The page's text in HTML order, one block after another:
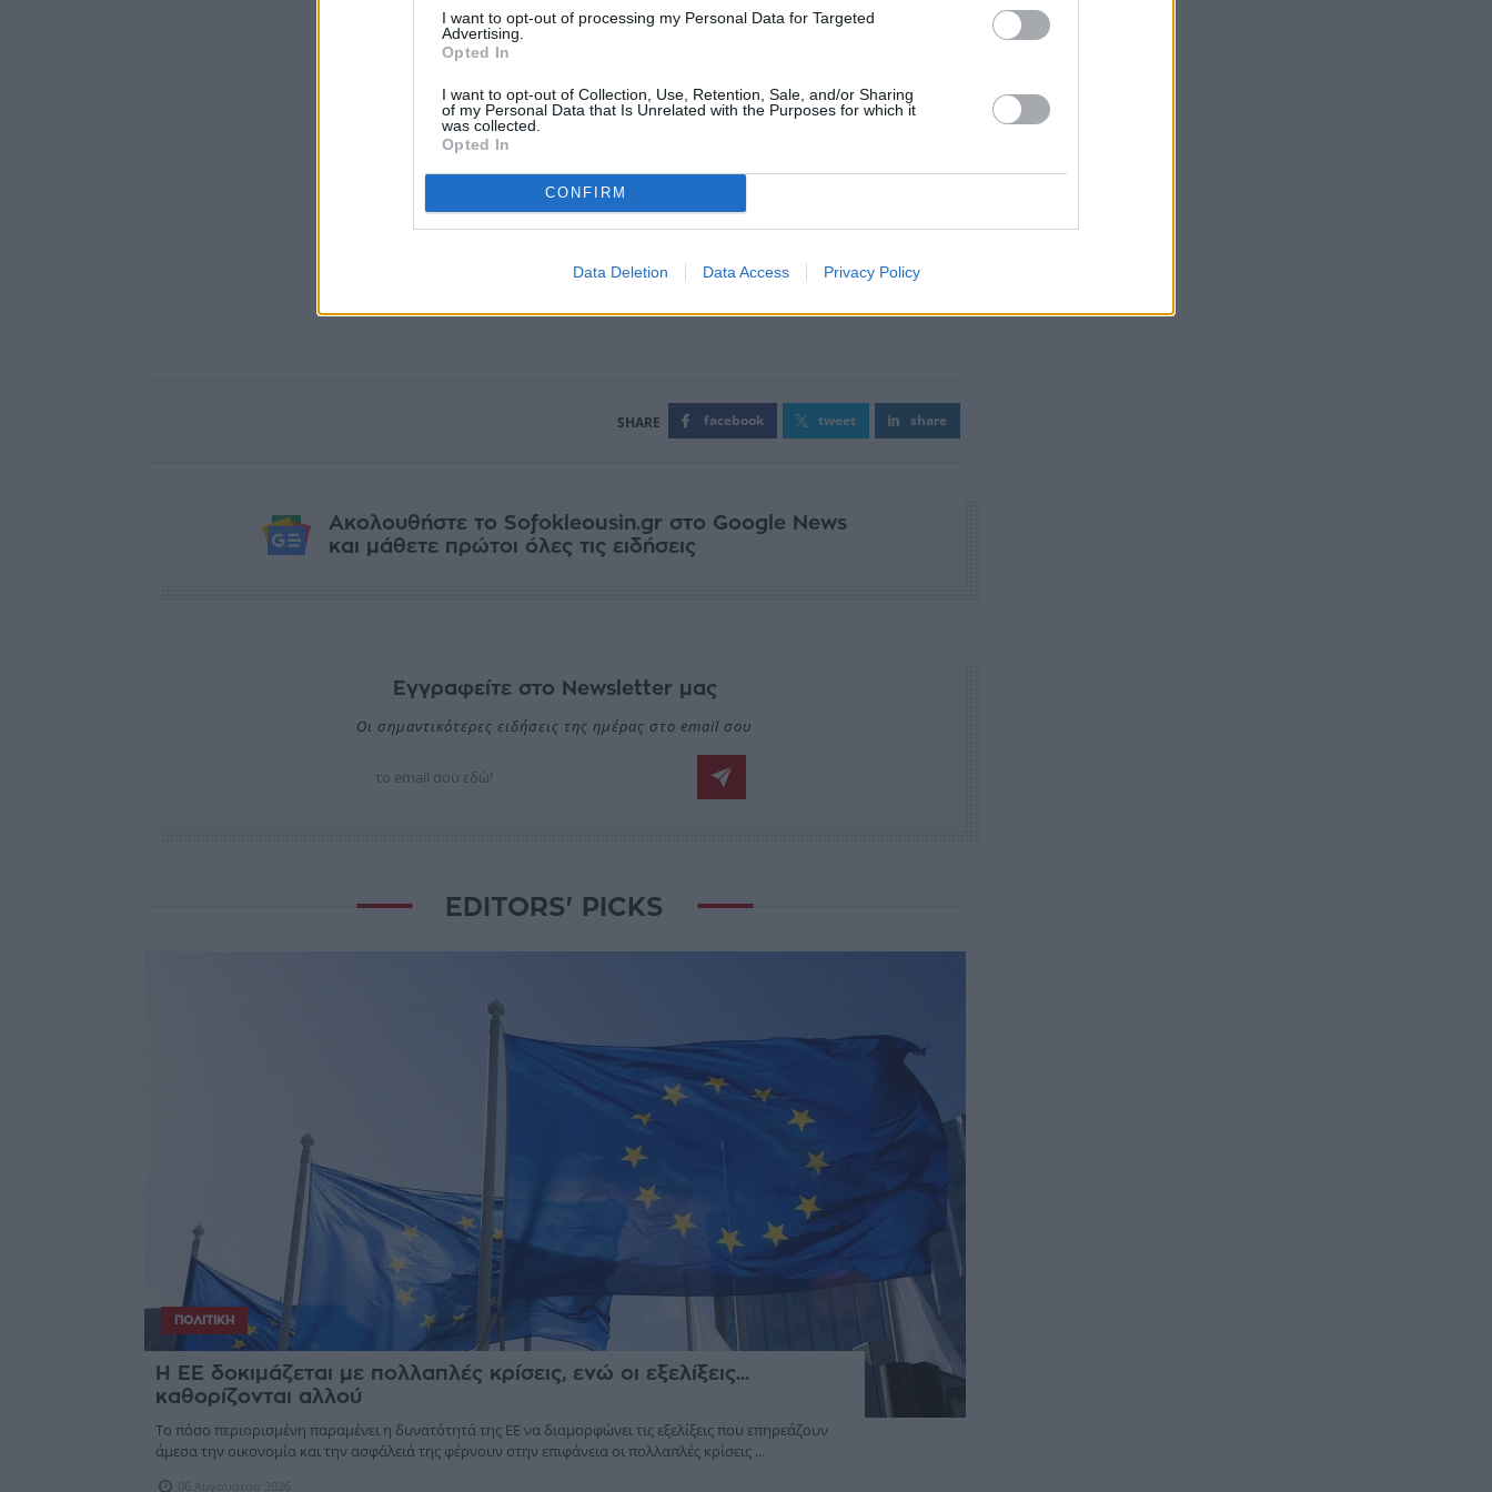
I want to opt-out of processing my Personal Data for Targeted
Advertising.
Opted In
I want to opt-out of Collection, Use, Retention, Sale, and/or Sharing
of my Personal Data that Is Unrelated with the Purposes for which it
was collected.
Opted In
CONFIRM
Data Deletion Data Access Privacy Policy
facebook tweet share
Ακολουθήστε το Sofokleousin.gr στο Google News
και μάθετε πρώτοι όλες τις ειδήσεις
Εγγραφείτε στο Newsletter μας
Οι σημαντικότερες ειδήσεις της ημέρας στο email σου
EDITORS' PICKS
ΠΟΛΙΤΙΚΉ
Η ΕΕ δοκιμάζεται με πολλαπλές κρίσεις, ενώ οι εξελίξεις...
καθορίζονται αλλού
Το πόσο περιορισμένη παραμένει η δυνατότητά της ΕΕ να διαμορφώνει τις εξελίξεις που επηρεάζουν
άμεσα την οικονομία και την ασφάλειά της φέρνουν στην επιφάνεια οι πολλαπλές κρίσεις ...
06 Αυγούστου 2026